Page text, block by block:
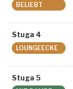
BELIEBT
Stuga 4
LOUNGEECKE
Stuga 5